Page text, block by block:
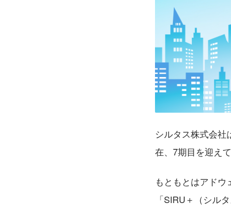
シルタス株式会
在、7期目を迎えて
もともとはアド
「SIRU＋（シル